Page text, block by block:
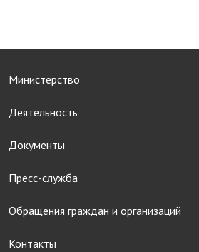
Министерство
Деятельность
Документы
Пресс-служба
Обращения граждан и организаций
Контакты